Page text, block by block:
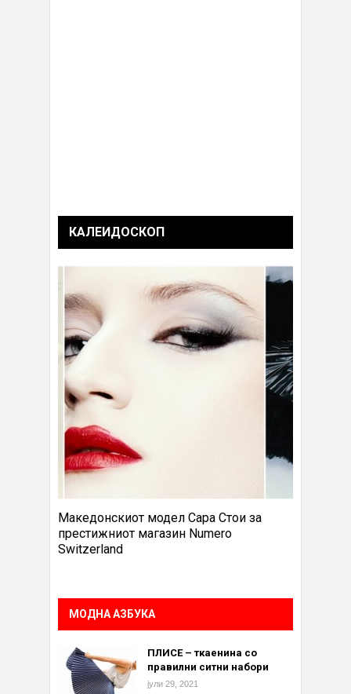
КАЛЕИДОСКОП
Македонскиот модел Сара Стои за
престижниот магазин Numero
Switzerland
МОДНА АЗБУКА
ПЛИСЕ – ткаенина со
правилни ситни набори
јули 29, 2021